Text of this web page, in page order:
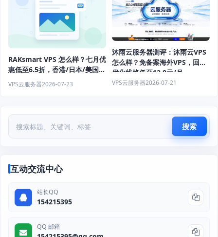
RAKsmart VPS 怎么样？七月优
惠低至6.5折，香港/日本/美国服
务器推荐
VPS云服务器2026-07-23
沐雨云服务器测评：沐雨云VPS
怎么样？免备案海外VPS，回国
优化线路低至12.8元/月
VPS云服务器2026-07-21
搜索
互动交流中心
站长QQ
154215395
QQ 邮箱